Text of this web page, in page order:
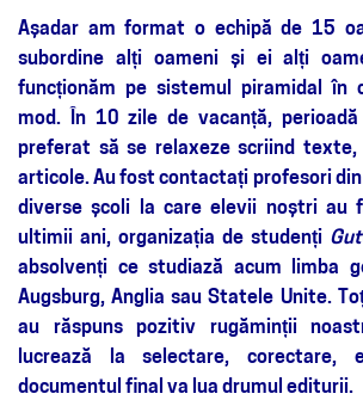
Așadar am format o echipă de 15
subordine alți oameni și ei alți
funcționăm pe sistemul piramidal în
mod. În 10 zile de vacanță,
preferat să se relaxeze scriind
articole. Au fost contactați profesori
diverse școli la care elevii noștri au
ultimii ani, organizația de studenți
absolvenți ce studiază acum limba
Augsburg, Anglia sau Statele Unite.
au răspuns pozitiv rugăminții
lucrează la selectare, corectare,
documentul final va lua drumul editurii.